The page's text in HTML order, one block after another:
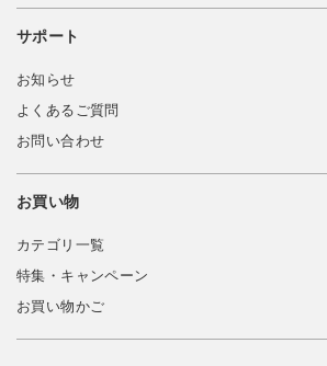
サポート
お知らせ
よくあるご質問
お問い合わせ
お買い物
カテゴリ一覧
特集・キャンペーン
お買い物かご